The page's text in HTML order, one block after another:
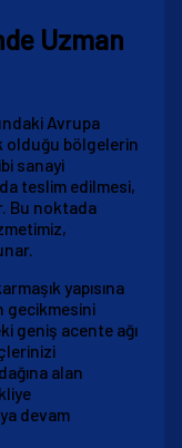
Uzman
Avrupa
olduğu bölgelerin
sanayi
teslim edilmesi,
Bu noktada
yapısına
gecikmesini
geniş acente ağı
alan
devam